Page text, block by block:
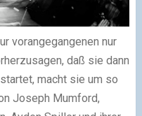
vorangegangenen nur
daß sie dann
macht sie um so
Joseph Mumford,